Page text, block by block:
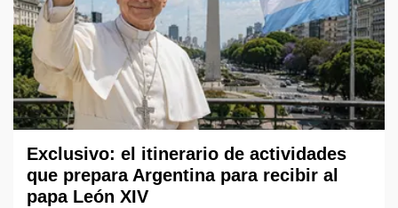
Exclusivo: el itinerario de actividades
que prepara Argentina para recibir al
papa León XIV